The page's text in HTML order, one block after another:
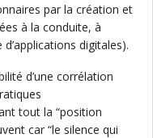
par la création et
à la conduite, à
d’applications digitales).
d’une corrélation
tout la “position
car “le silence qui